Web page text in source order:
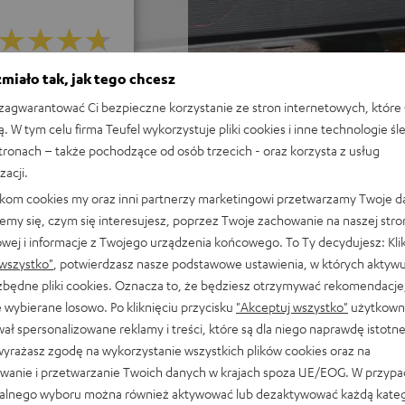
dla 37 ocen)
w sklepie Audiomagic w
tak, jak tego chcesz
Ci bezpieczne korzystanie ze stron internetowych, które
W tym celu firma Teufel wykorzystuje pliki cookies i inne technologie
– także pochodzące od osób trzecich - oraz korzysta z usług
cookies my oraz inni partnerzy marketingowi przetwarzamy Twoje
się, czym się interesujesz, poprzez Twoje zachowanie na naszej
i informacje z Twojego urządzenia końcowego. To Ty decydujesz:
, potwierdzasz nasze podstawowe ustawienia, w których
pliki cookies. Oznacza to, że będziesz otrzymywać
wybierane losowo. Po kliknięciu przycisku "Akceptuj wszystko"
spersonalizowane reklamy i treści, które są dla niego naprawdę
zgodę na wykorzystanie wszystkich plików cookies oraz na
i przetwarzanie Twoich danych w krajach spoza UE/EOG. W
wyboru można również aktywować lub dezaktywować każdą